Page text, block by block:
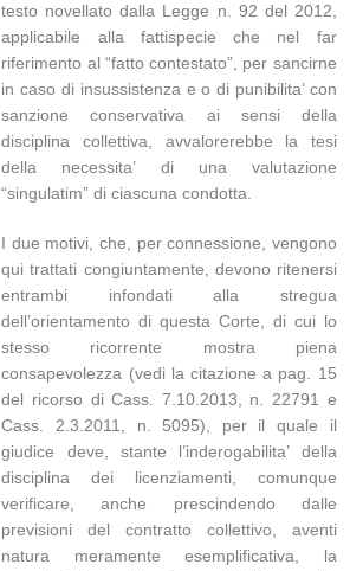
testo novellato dalla Legge n. 92 del 2012,
applicabile alla fattispecie che nel far
riferimento al “fatto contestato”, per sancirne
in caso di insussistenza e o di punibilita’ con
sanzione conservativa ai sensi della
disciplina collettiva, avvalorerebbe la tesi
della necessita’ di una valutazione
“singulatim” di ciascuna condotta.
I due motivi, che, per connessione, vengono
qui trattati congiuntamente, devono ritenersi
entrambi infondati alla stregua
dell’orientamento di questa Corte, di cui lo
stesso ricorrente mostra piena
consapevolezza (vedi la citazione a pag. 15
del ricorso di Cass. 7.10.2013, n. 22791 e
Cass. 2.3.2011, n. 5095), per il quale il
giudice deve, stante l’inderogabilita’ della
disciplina dei licenziamenti, comunque
verificare, anche prescindendo dalle
previsioni del contratto collettivo, aventi
natura meramente esemplificativa, la